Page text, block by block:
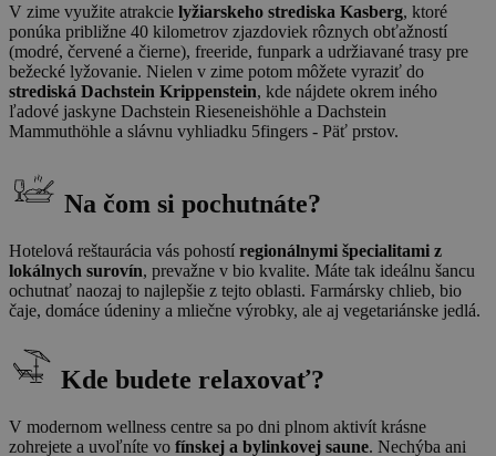
V zime využite atrakcie lyžiarskeho strediska Kasberg, ktoré
ponúka približne 40 kilometrov zjazdoviek rôznych obťažností
(modré, červené a čierne), freeride, funpark a udržiavané trasy pre
bežecké lyžovanie. Nielen v zime potom môžete vyraziť do
strediská Dachstein Krippenstein, kde nájdete okrem iného
ľadové jaskyne Dachstein Rieseneishöhle a Dachstein
Mammuthöhle a slávnu vyhliadku 5fingers - Päť prstov.
Na čom si pochutnáte?
Hotelová reštaurácia vás pohostí regionálnymi špecialitami z
lokálnych surovín, prevažne v bio kvalite. Máte tak ideálnu šancu
ochutnať naozaj to najlepšie z tejto oblasti. Farmársky chlieb, bio
čaje, domáce údeniny a mliečne výrobky, ale aj vegetariánske jedlá.
Kde budete relaxovať?
V modernom wellness centre sa po dni plnom aktivít krásne
zohrejete a uvoľníte vo fínskej a bylinkovej saune. Nechýba ani